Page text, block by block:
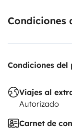
Condiciones
Condiciones
Viajes al
Autorizado
Carnet de